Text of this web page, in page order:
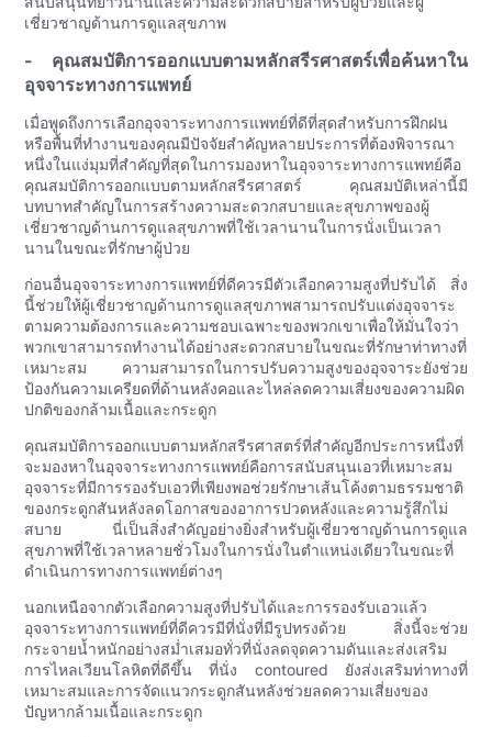
เชี่ยวชาญด้านการดูแลสุขภาพ
- คุณสมบัติการออกแบบตามหลักสรีรศาสตร์เพื่อค้นหาใน
อุจจาระทางการแพทย์
เมื่อพูดถึงการเลือกอุจจาระทางการแพทย์ที่ดีที่สุดสำหรับการฝึกฝน
หรือพื้นที่ทำงานของคุณมีปัจจัยสำคัญหลายประการที่ต้องพิจารณา
หนึ่งในแง่มุมที่สำคัญที่สุดในการมองหาในอุจจาระทางการแพทย์คือ
คุณสมบัติการออกแบบตามหลักสรีรศาสตร์ คุณสมบัติเหล่านี้มี
บทบาทสำคัญในการสร้างความสะดวกสบายและสุขภาพของผู้
เชี่ยวชาญด้านการดูแลสุขภาพที่ใช้เวลานานในการนั่งเป็นเวลา
นานในขณะที่รักษาผู้ป่วย
ก่อนอื่นอุจจาระทางการแพทย์ที่ดีควรมีตัวเลือกความสูงที่ปรับได้ สิ่ง
นี้ช่วยให้ผู้เชี่ยวชาญด้านการดูแลสุขภาพสามารถปรับแต่งอุจจาระ
ตามความต้องการและความชอบเฉพาะของพวกเขาเพื่อให้มั่นใจว่า
พวกเขาสามารถทำงานได้อย่างสะดวกสบายในขณะที่รักษาท่าทางที่
เหมาะสม ความสามารถในการปรับความสูงของอุจจาระยังช่วย
ป้องกันความเครียดที่ด้านหลังคอและไหล่ลดความเสี่ยงของความผิด
ปกติของกล้ามเนื้อและกระดูก
คุณสมบัติการออกแบบตามหลักสรีรศาสตร์ที่สำคัญอีกประการหนึ่งที่
จะมองหาในอุจจาระทางการแพทย์คือการสนับสนุนเอวที่เหมาะสม
อุจจาระที่มีการรองรับเอวที่เพียงพอช่วยรักษาเส้นโค้งตามธรรมชาติ
ของกระดูกสันหลังลดโอกาสของอาการปวดหลังและความรู้สึกไม่
สบาย นี่เป็นสิ่งสำคัญอย่างยิ่งสำหรับผู้เชี่ยวชาญด้านการดูแล
สุขภาพที่ใช้เวลาหลายชั่วโมงในการนั่งในตำแหน่งเดียวในขณะที่
ดำเนินการทางการแพทย์ต่างๆ
นอกเหนือจากตัวเลือกความสูงที่ปรับได้และการรองรับเอวแล้ว
อุจจาระทางการแพทย์ที่ดีควรมีที่นั่งที่มีรูปทรงด้วย สิ่งนี้จะช่วย
กระจายน้ำหนักอย่างสม่ำเสมอทั่วที่นั่งลดจุดความดันและส่งเสริม
การไหลเวียนโลหิตที่ดีขึ้น ที่นั่ง contoured ยังส่งเสริมท่าทางที่
เหมาะสมและการจัดแนวกระดูกสันหลังช่วยลดความเสี่ยงของ
ปัญหากล้ามเนื้อและกระดูก